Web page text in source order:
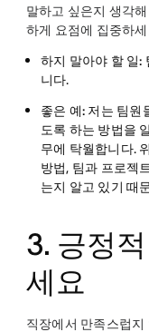
말하고 싶은지 생각
하게 요점에 집중하
하지 말아야 할 일:
니다.
좋은 예: 저는 팀원
도록 하는 방법을
무에 탁월합니다.
방법, 팀과 프로젝
는지 알고 있기 때
3. 긍정
세요
직장에서 만족스럽지